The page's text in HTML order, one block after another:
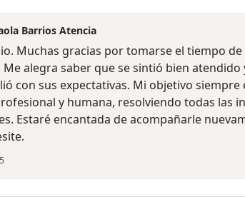
Barrios Atencia
Muchas gracias por tomarse el tiempo
alegra saber que se sintió bien atendido
con sus expectativas. Mi objetivo siempre
y humana, resolviendo todas las
Estaré encantada de acompañarle